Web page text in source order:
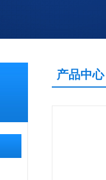
产品中心